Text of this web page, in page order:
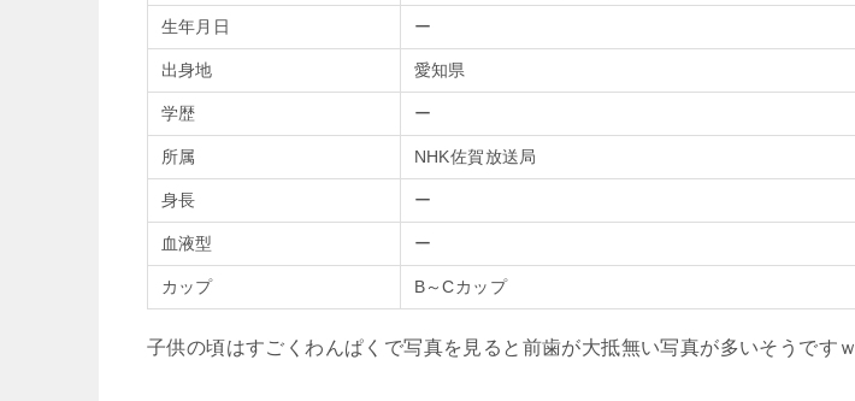
生年月日 ー
出身地 愛知県
学歴 ー
所属 NHK佐賀放送局
身長 ー
血液型 ー
カップ B～Cカップ
子供の頃はすごくわんぱくで写真を見ると前歯が大抵無い写真が多いそうですｗ